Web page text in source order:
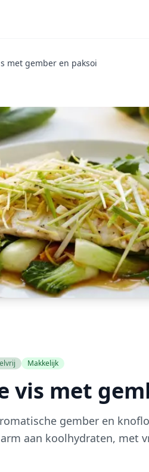
met gember en paksoi
Makkelijk
vis met
gember en
aan koolhydraten, met